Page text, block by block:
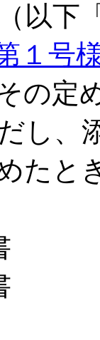
以下
１号
の定
し、
たと